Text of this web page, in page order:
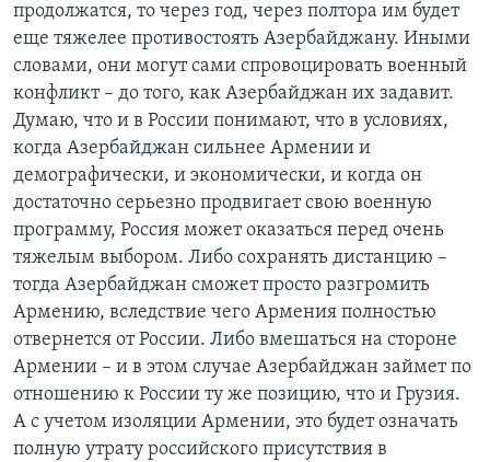
продолжатся, то через год, через полтора им будет
еще тяжелее противостоять Азербайджану. Иными
словами, они могут сами спровоцировать военный
конфликт – до того, как Азербайджан их задавит.
Думаю, что и в России понимают, что в условиях,
когда Азербайджан сильнее Армении и
демографически, и экономически, и когда он
достаточно серьезно продвигает свою военную
программу, Россия может оказаться перед очень
тяжелым выбором. Либо сохранять дистанцию –
тогда Азербайджан сможет просто разгромить
Армению, вследствие чего Армения полностью
отвернется от России. Либо вмешаться на стороне
Армении – и в этом случае Азербайджан займет по
отношению к России ту же позицию, что и Грузия.
А с учетом изоляции Армении, это будет означать
полную утрату российского присутствия в